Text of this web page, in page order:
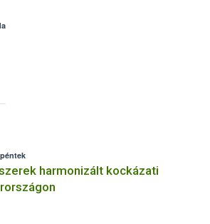
harmonizált kockázati